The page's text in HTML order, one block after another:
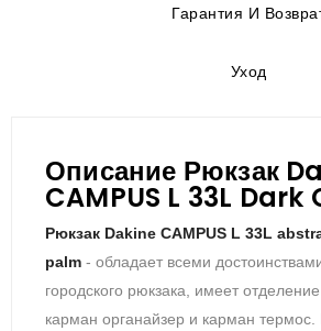
Гарантия И
Уход
Описание Рюкзак
CAMPUS L 33L Dark
Рюкзак Dakine CAMPUS L 33L
palm - обладает всеми
городского рюкзака, имеет отделение
карман органайзер и карман термос.